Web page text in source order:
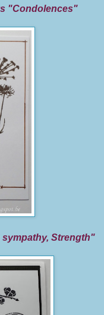
"Condolences"
Strength"